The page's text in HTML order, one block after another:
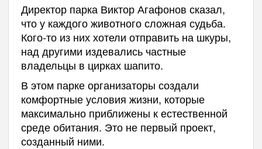
Директор парка Виктор Агафонов сказал,
что у каждого животного сложная судьба.
Кого-то из них хотели отправить на шкуры,
над другими издевались частные
владельцы в цирках шапито.
В этом парке организаторы создали
комфортные условия жизни, которые
максимально приближены к естественной
среде обитания. Это не первый проект,
созданный ними.